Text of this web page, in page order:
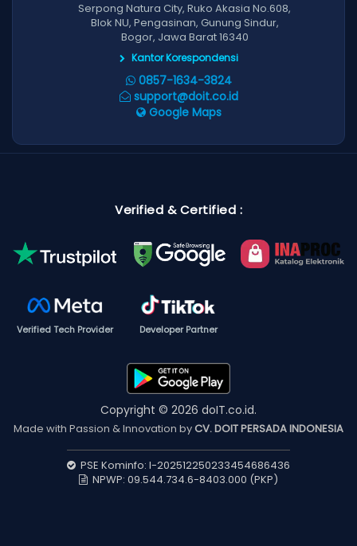
Serpong Natura City, Ruko Akasia No.608,
Blok NU, Pengasinan, Gunung Sindur,
Bogor, Jawa Barat 16340
Kantor Korespondensi
0857-1634-3824
support@doit.co.id
Google Maps
Verified & Certified :
Verified Tech Provider Developer Partner
Copyright © 2026 doIT.co.id.
Made with Passion & Innovation byCV. DOIT PERSADA INDONESIA
PSE Kominfo: I-202512250233454686436
NPWP: 09.544.734.6-8403.000 (PKP)